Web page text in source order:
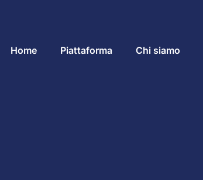
Home Piattaforma Chi siamo